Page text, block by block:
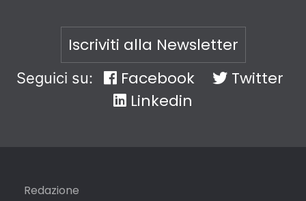
Iscriviti alla Newsletter
Seguici su: Facebook
Twitter
Linkedin
Redazione